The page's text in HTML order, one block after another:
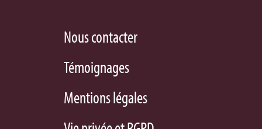
Nous contacter
Témoignages
Mentions légales